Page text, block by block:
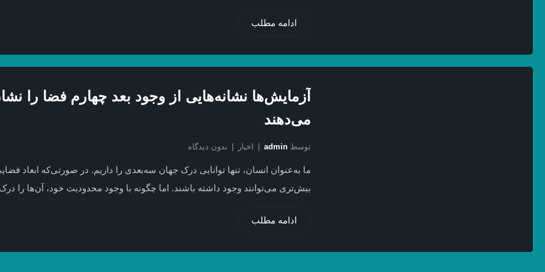
ادامه مطلب
آزمایش‌ها نشانه‌هایی از وجود بعد چهارم فضا را
می‌دهند
توسطadmin اخبار بدون دیدگاه
ما به‌عنوان انسان، تنها توانایی درک جهان سه‌بعدی را داریم. در صورتی‌که ابعاد
بیش‌تری می‌توانند وجود داشته باشند. اما چگونه با وجود محدودیت خود، آن‌ها را
ادامه مطلب